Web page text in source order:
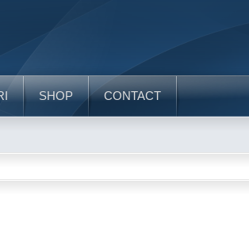
SHOP CONTACT